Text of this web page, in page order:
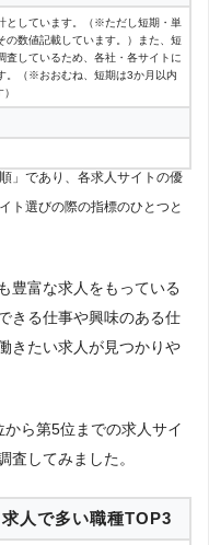
3件
1件
としています。（※ただし短期・単
の数値記載しています。）また、短
査しているため、各社・各サイトに
。（※おおむね、短期は3か月以内
」であり、各求人サイトの優
ト選びの際の指標のひとつと
豊富な求人をもっている
きる仕事や興味のある仕
きたい求人が見つかりや
ら第5位までの求人サイ
査してみました。
人で多い職種TOP3